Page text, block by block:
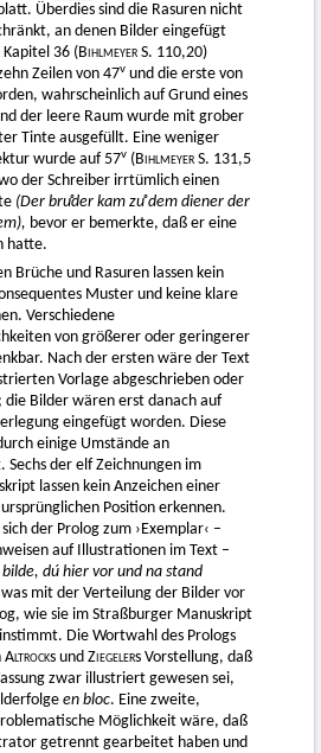
Überdies sind die Rasuren nicht
an denen Bilder eingefügt
36 (Bihlmeyer S. 110,20)
Zeilen von 47v und die erste von
wahrscheinlich auf Grund eines
der leere Raum wurde mit grober
Tinte ausgefüllt. Eine weniger
wurde auf 57v (Bihlmeyer S. 131,5
der Schreiber irrtümlich einen
(Der bruͦder kam zuͦ dem diener der
bevor er bemerkte, daß er eine
hatte.
Brüche und Rasuren lassen kein
Muster und keine klare
Verschiedene
von größerer oder geringerer
Nach der ersten wäre der Text
Vorlage abgeschrieben oder
Bilder wären erst danach auf
eingefügt worden. Diese
einige Umstände an
Sechs der elf Zeichnungen im
lassen kein Anzeichen einer
Position erkennen.
der Prolog zum ›Exemplar‹ –
auf Illustrationen im Text –
dú hier vor und na stand
was mit der Verteilung der Bilder vor
wie sie im Straßburger Manuskript
Die Wortwahl des Prologs
Altrocks und Ziegelers Vorstellung, daß
zwar illustriert gewesen sei,
en bloc. Eine zweite,
Möglichkeit wäre, daß
getrennt gearbeitet haben und